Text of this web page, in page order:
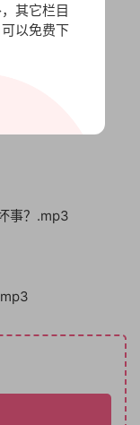
事？.mp3
其它栏目
以免费下